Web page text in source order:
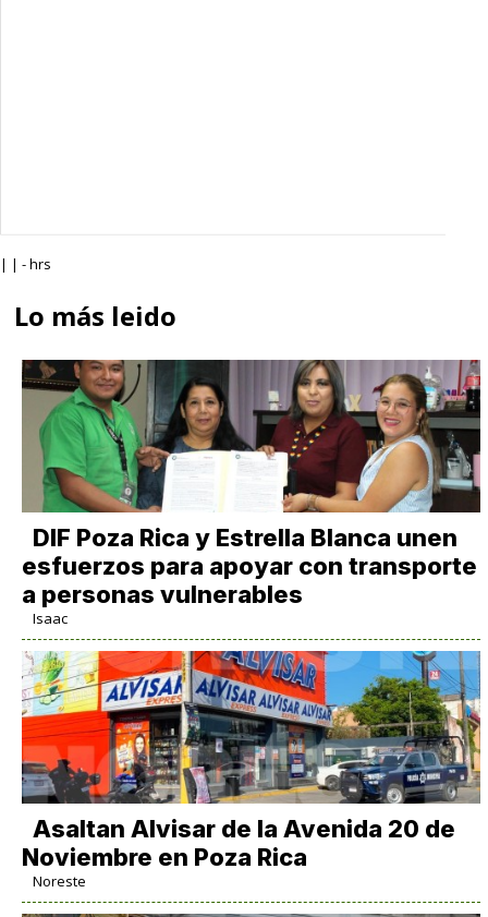
| | - hrs
Lo más leido
DIF Poza Rica y Estrella Blanca unen
esfuerzos para apoyar con transporte
a personas vulnerables
Isaac
Asaltan Alvisar de la Avenida 20 de
Noviembre en Poza Rica
Noreste